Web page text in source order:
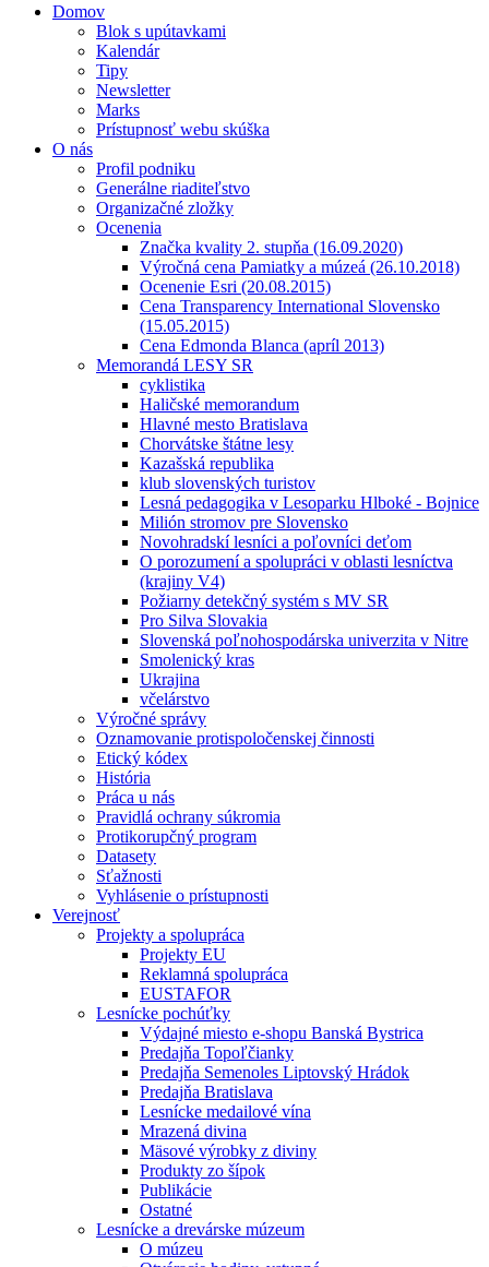
Domov
Blok s upútavkami
Kalendár
Tipy
Newsletter
Marks
Prístupnosť webu skúška
O nás
Profil podniku
Generálne riaditeľstvo
Organizačné zložky
Ocenenia
Značka kvality 2. stupňa (16.09.2020)
Výročná cena Pamiatky a múzeá (26.10.2018)
Ocenenie Esri (20.08.2015)
Cena Transparency International Slovensko
(15.05.2015)
Cena Edmonda Blanca (apríl 2013)
Memorandá LESY SR
cyklistika
Haličské memorandum
Hlavné mesto Bratislava
Chorvátske štátne lesy
Kazašská republika
klub slovenských turistov
Lesná pedagogika v Lesoparku Hlboké - Bojnice
Milión stromov pre Slovensko
Novohradskí lesníci a poľovníci deťom
O porozumení a spolupráci v oblasti lesníctva
(krajiny V4)
Požiarny detekčný systém s MV SR
Pro Silva Slovakia
Slovenská poľnohospodárska univerzita v Nitre
Smolenický kras
Ukrajina
včelárstvo
Výročné správy
Oznamovanie protispoločenskej činnosti
Etický kódex
História
Práca u nás
Pravidlá ochrany súkromia
Protikorupčný program
Datasety
Sťažnosti
Vyhlásenie o prístupnosti
Verejnosť
Projekty a spolupráca
Projekty EU
Reklamná spolupráca
EUSTAFOR
Lesnícke pochúťky
Výdajné miesto e-shopu Banská Bystrica
Predajňa Topoľčianky
Predajňa Semenoles Liptovský Hrádok
Predajňa Bratislava
Lesnícke medailové vína
Mrazená divina
Mäsové výrobky z diviny
Produkty zo šípok
Publikácie
Ostatné
Lesnícke a drevárske múzeum
O múzeu